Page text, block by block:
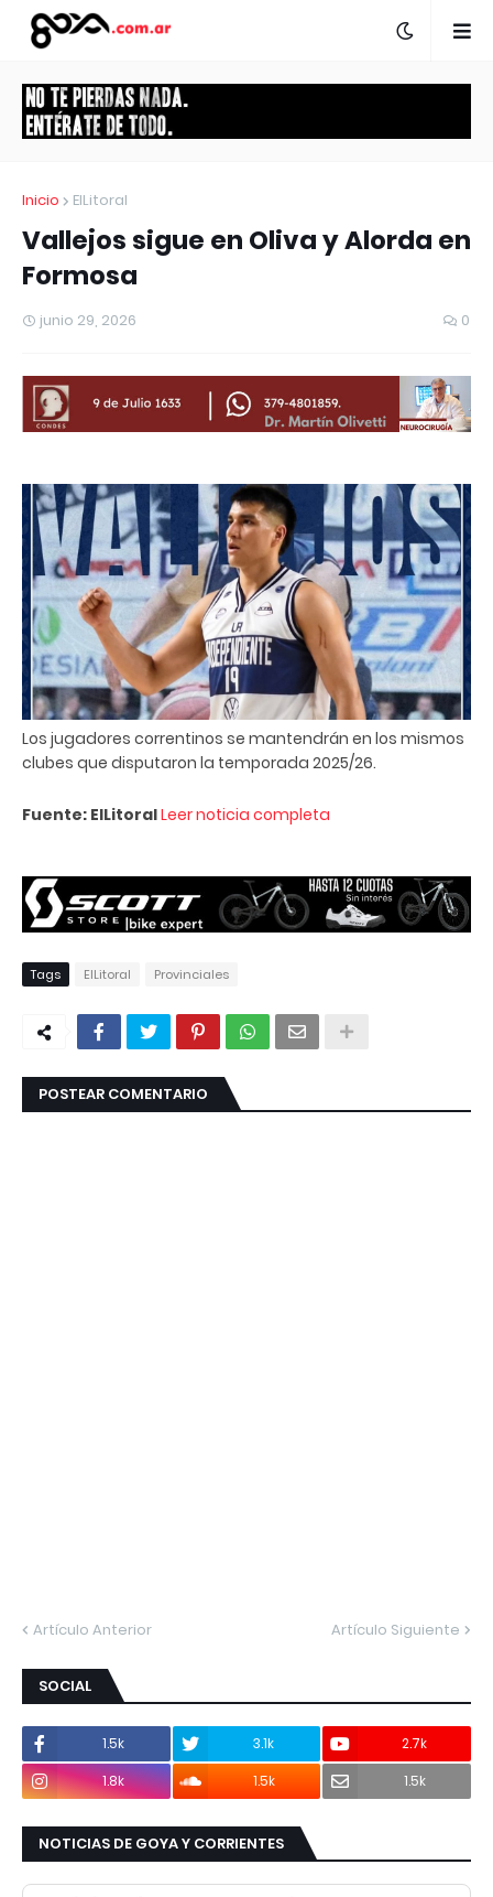
Inicio ElLitoral
Vallejos sigue en Oliva y Alorda en
Formosa
junio 29, 2026 0
Los jugadores correntinos se mantendrán en los mismos
clubes que disputaron la temporada 2025/26.
Fuente: ElLitoralLeer noticia completa
Tags ElLitoral Provinciales
POSTEAR COMENTARIO
Artículo Anterior Artículo Siguiente
SOCIAL
1.5k 3.1k
2.7k
1.8k
1.5k 1.5k
NOTICIAS DE GOYA Y CORRIENTES